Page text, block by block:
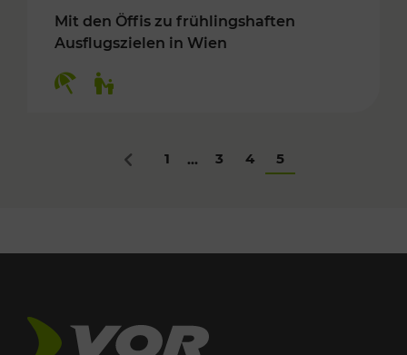
Mit den Öffis zu frühlingshaften
Ausflugszielen in Wien
Zurück
1 ... 3 4 5